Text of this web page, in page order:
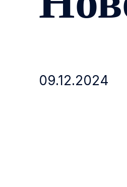
09.12.2024